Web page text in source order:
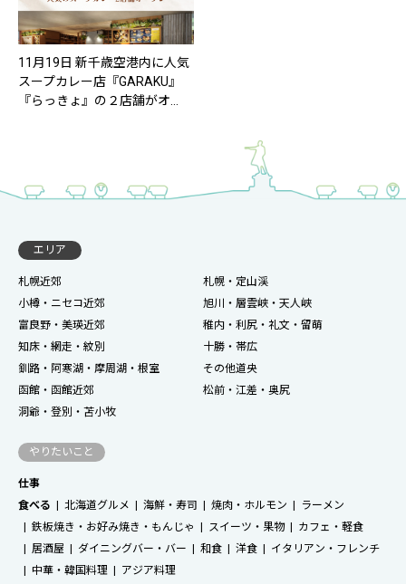
11月19日 新千歳空港内に人気
スープカレー店『GARAKU』
『らっきょ』の２店舗がオ…
エリア
札幌近郊
札幌・定山渓
小樽・ニセコ近郊
旭川・層雲峡・天人峡
富良野・美瑛近郊
稚内・利尻・礼文・留萌
知床・網走・紋別
十勝・帯広
釧路・阿寒湖・摩周湖・根室
その他道央
函館・函館近郊
松前・江差・奥尻
洞爺・登別・苫小牧
やりたいこと
仕事
食べる
北海道グルメ 海鮮・寿司 焼肉・ホルモン
ラーメン
鉄板焼き・お好み焼き・もんじゃ
スイーツ・果物
カフェ・軽食
居酒屋
ダイニングバー・バー 和食 洋食
イタリアン・フレンチ
中華・韓国料理
アジア料理